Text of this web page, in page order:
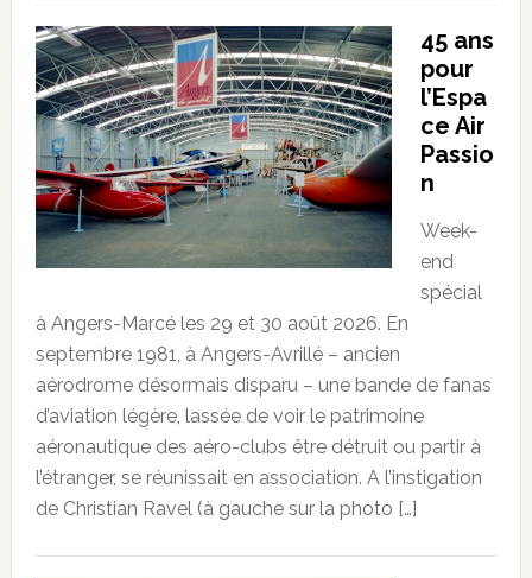
45 ans
pour
l’Espa
ce Air
Passio
n
Week-
end
spécial
à Angers-Marcé les 29 et 30 août 2026. En
septembre 1981, à Angers-Avrillé – ancien
aérodrome désormais disparu – une bande de fanas
d’aviation légère, lassée de voir le patrimoine
aéronautique des aéro-clubs être détruit ou partir à
l’étranger, se réunissait en association. A l’instigation
de Christian Ravel (à gauche sur la photo […]